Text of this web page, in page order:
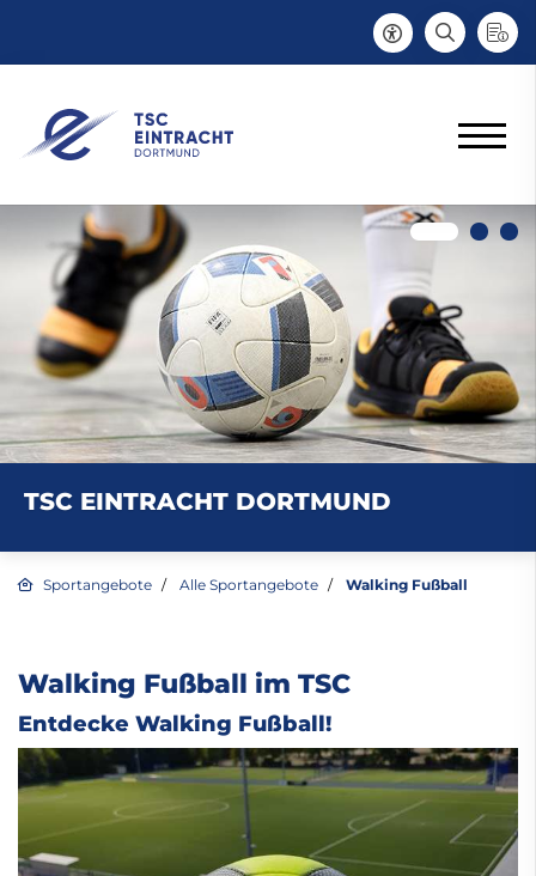
TSC EINTRACHT DORTMUND
Sportangebote Alle Sportangebote Walking Fußball
Walking Fußball im TSC
Entdecke Walking Fußball!